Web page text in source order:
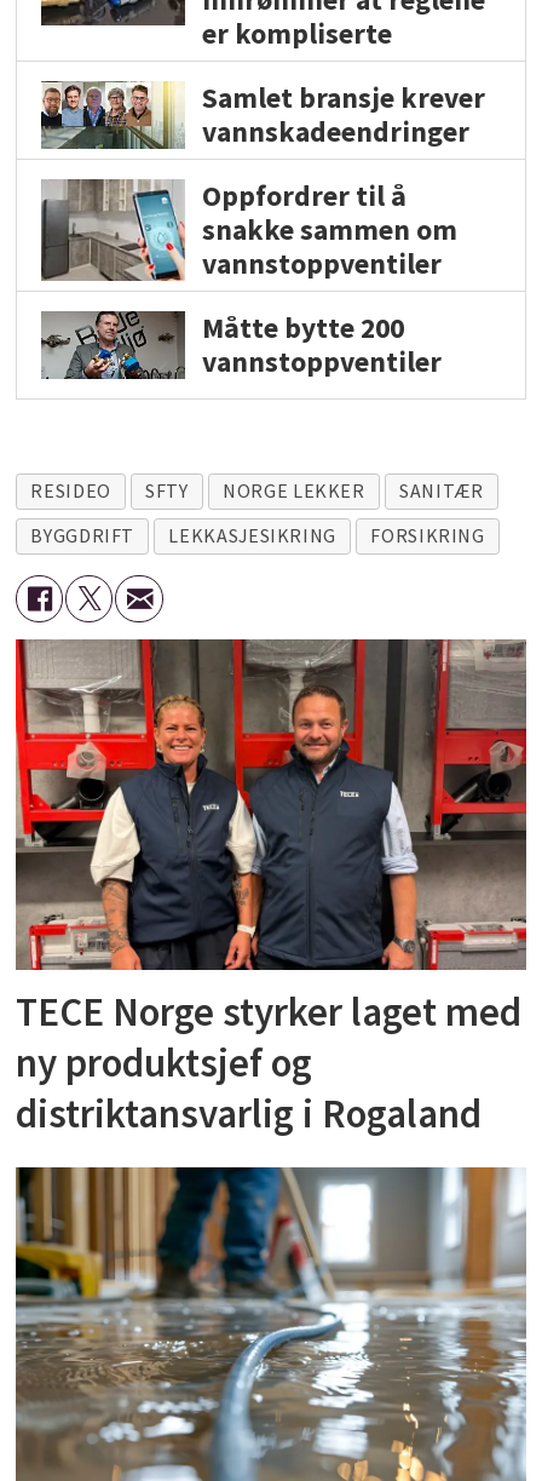
er kompliserte
Samlet bransje krever
vannskadeendringer
Oppfordrer til å
snakke sammen om
vannstoppventiler
Måtte bytte 200
vannstoppventiler
RESIDEO SFTY NORGE LEKKER
SANITÆR
BYGGDRIFT
LEKKASJESIKRING FORSIKRING
TECE Norge styrker laget med
ny produktsjef og
distriktansvarlig i Rogaland